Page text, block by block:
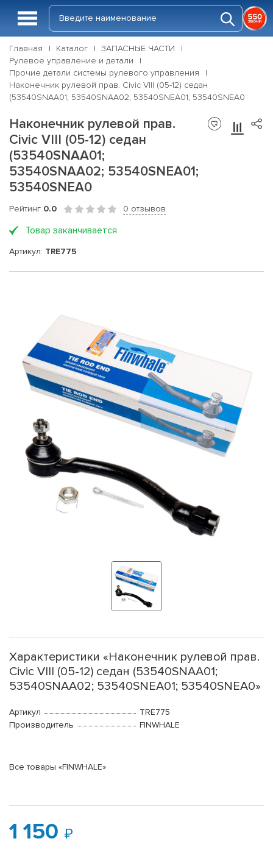
Главная Каталог
ЗАПАСНЫЕ ЧАСТИ
Рулевое управление и детали
Прочие детали системы рулевого управления
Наконечник рулевой прав. Civic VIII (05-12) седан
(53540SNAA01; 53540SNAA02; 53540SNEA01; 53540SNEA0
Наконечник рулевой прав.
Civic VIII (05-12) седан
(53540SNAA01;
53540SNAA02; 53540SNEA01;
53540SNEA0
Рейтинг 0.0 0 отзывов
Товар заканчивается
Артикул: TRE775
Характеристики «Наконечник рулевой прав.
Civic VIII (05-12) седан (53540SNAA01;
53540SNAA02; 53540SNEA01; 53540SNEA0»
Артикул
TRE775
Производитель
FINWHALE
Все товары «FINWHALE»
1 150